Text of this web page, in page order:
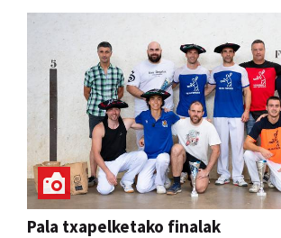
Pala txapelketako finalak